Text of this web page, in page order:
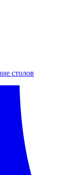
столов